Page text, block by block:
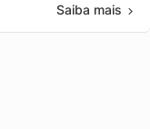
Saiba mais